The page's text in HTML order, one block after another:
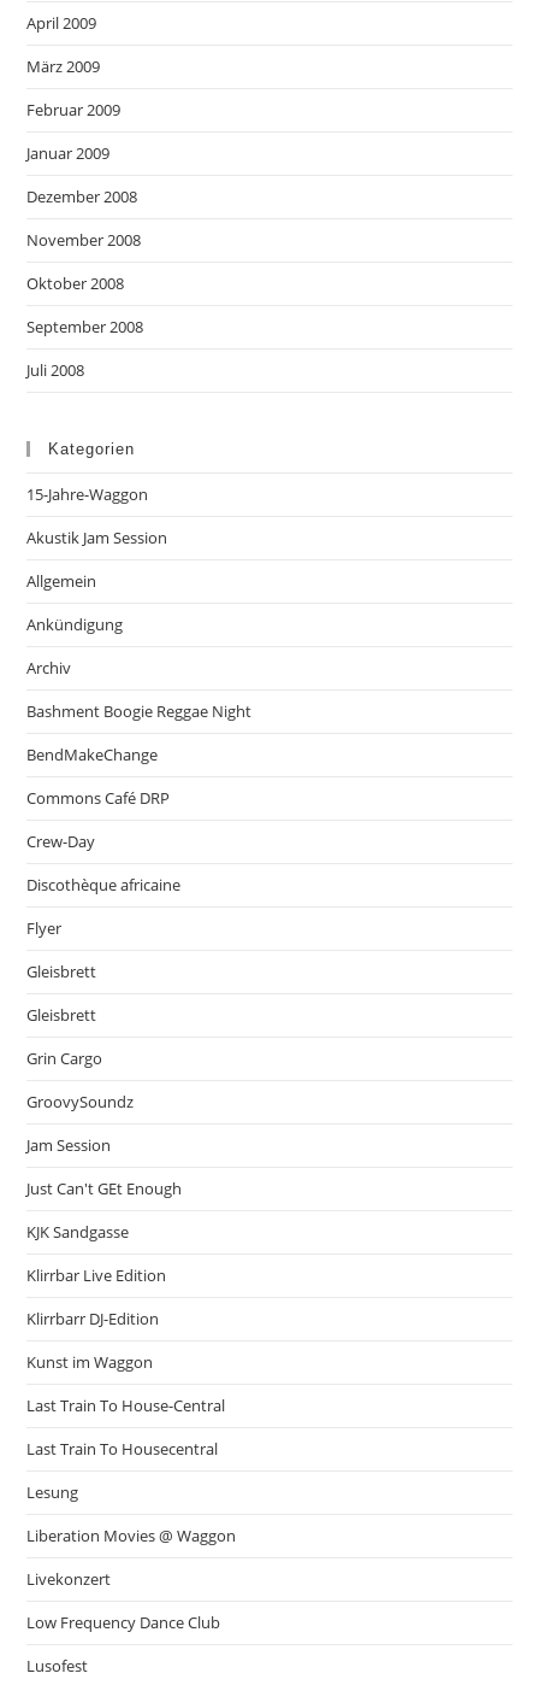
April 2009
März 2009
Februar 2009
Januar 2009
Dezember 2008
November 2008
Oktober 2008
September 2008
Juli 2008
Kategorien
15-Jahre-Waggon
Akustik Jam Session
Allgemein
Ankündigung
Archiv
Bashment Boogie Reggae Night
BendMakeChange
Commons Café DRP
Crew-Day
Discothèque africaine
Flyer
Gleisbrett
Gleisbrett
Grin Cargo
GroovySoundz
Jam Session
Just Can't GEt Enough
KJK Sandgasse
Klirrbar Live Edition
Klirrbarr DJ-Edition
Kunst im Waggon
Last Train To House-Central
Last Train To Housecentral
Lesung
Liberation Movies @ Waggon
Livekonzert
Low Frequency Dance Club
Lusofest